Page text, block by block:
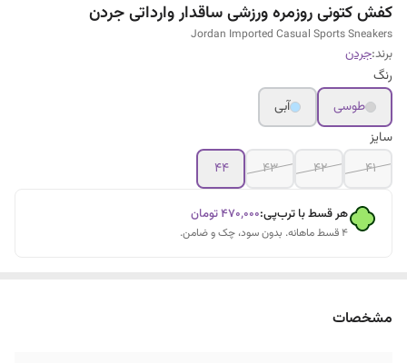
کفش کتونی روزمره ورزشی ساقدار وارداتی جردن
Jordan Imported Casual Sports Sneakers
برند:جردن
رنگ
طوسی
آبی
سایز
۴۱
۴۲ ۴۳ ۴۴
هر قسط با ترب‌پی:۴۷۰٬۰۰۰تومان
۴ قسط ماهانه. بدون سود، چک و ضامن.
مشخصات